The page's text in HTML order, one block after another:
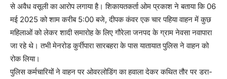
से अवैध वसूली का आरोप लगाया है। शिकायतकर्ता ओम प्रकाश ने बताया कि 06
मई 2025 को शाम करीब 5:00 बजे, दीपक कंवर एक चार पहिया वाहन में कुछ
महिलाओं को लेकर शादी समारोह के लिए गौरेला जनपद के ग्राम नेवसा नवापारा
जा रहे थे। तभी मेनरोड कुर्रीपारा सारबहरा के पास यातायात पुलिस ने वाहन को
रोक लिया।
पुलिस कर्मचारियों ने वाहन पर ओवरलोडिंग का हवाला देकर कथित तौर पर डरा-